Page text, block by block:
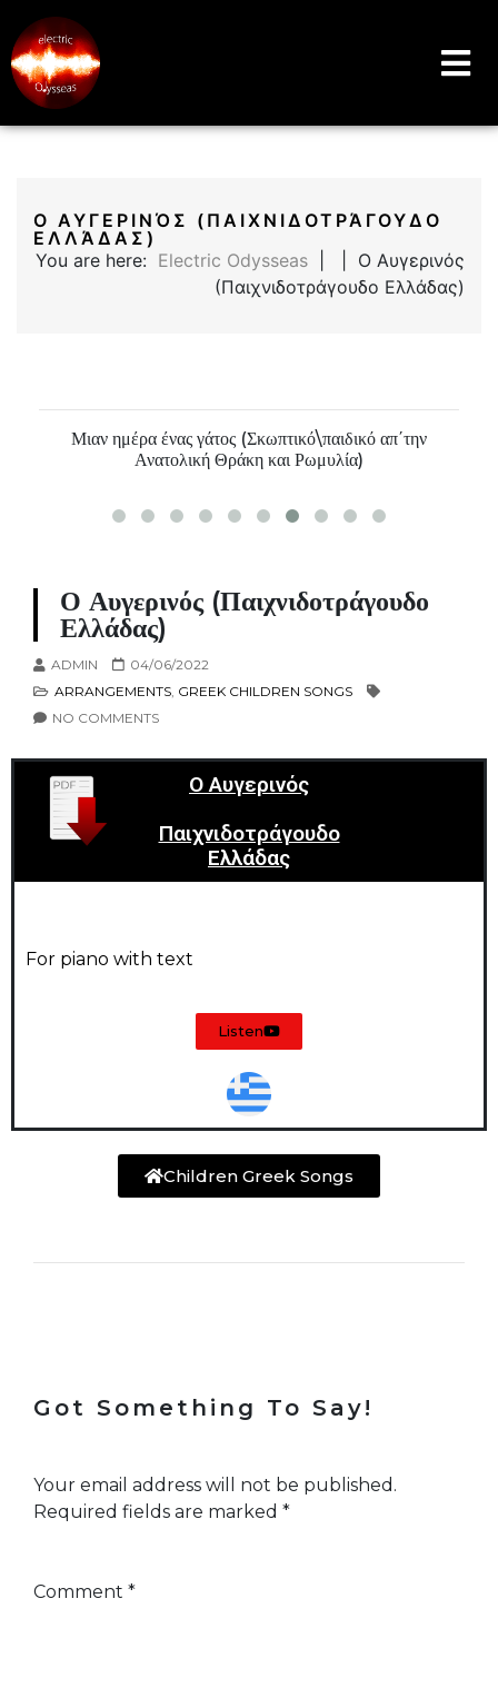
Electric Odysseas
Music Education Blog And Website
Ο ΑΥΓΕΡΙΝΌΣ (ΠΑΙΧΝΙΔΟΤΡΆΓΟΥΔΟ
ΕΛΛΆΔΑΣ)
You are here: Electric Odysseas | | Ο Αυγερινός
(Παιχνιδοτράγουδο Ελλάδας)
Μιαν ημέρα ένας γάτος (Σκωπτικό\παιδικό απ΄την
Ανατολική Θράκη και Ρωμυλία)
Ο Αυγερινός (Παιχνιδοτράγουδο
Ελλάδας)
ADMIN
04/06/2022
ARRANGEMENTS, GREEK CHILDREN SONGS
NO COMMENTS
Ο Αυγερινός
Παιχνιδοτράγουδο
Ελλάδας
For piano with text
Listen
Children Greek Songs
Got Something To Say!
Your email address will not be published.
Required fields are marked *
Comment *